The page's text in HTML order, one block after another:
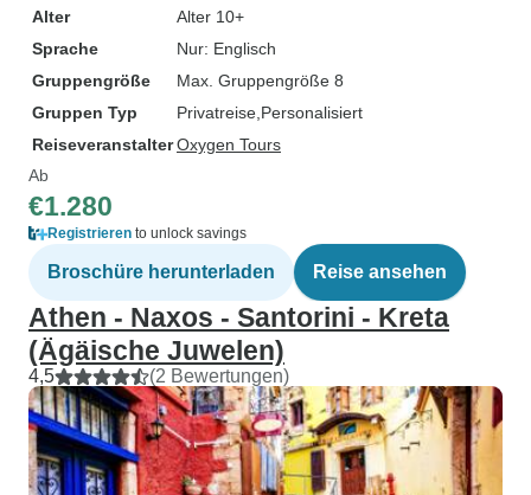
Alter
Alter 10+
Sprache
Nur: Englisch
Gruppengröße
Max. Gruppengröße 8
Gruppen Typ
Privatreise Personalisiert
ReiseveranstalterOxygen Tours
Ab
€1.280
Registrieren to unlock savings
Broschüre herunterladen Reise ansehen
Athen - Naxos - Santorini - Kreta
(Ägäische Juwelen)
4,5 (2 Bewertungen)